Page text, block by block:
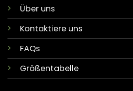
Über uns
Kontaktiere uns
FAQs
Größentabelle